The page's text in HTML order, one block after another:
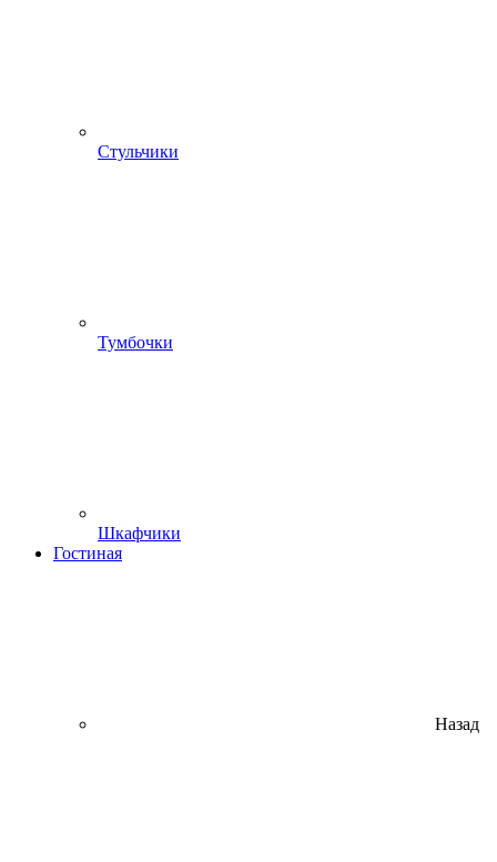
Стульчики
Тумбочки
Шкафчики
Гостиная
Назад